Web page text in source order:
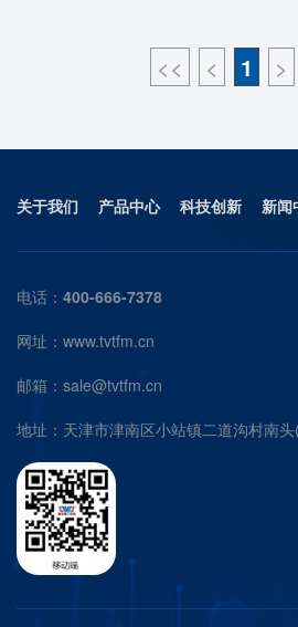
<< < 1 >
关于我们 产品中心 科技创新 新闻
电话： 400-666-7378
网址：www.tvtfm.cn
邮箱： sale@tvtfm.cn
地址：天津市津南区小站镇二道沟村南